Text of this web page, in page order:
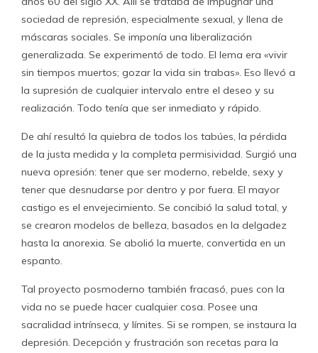
sociedad de represión, especialmente sexual, y llena de
máscaras sociales. Se imponía una liberalización
generalizada. Se experimentó de todo. El lema era «vivir
sin tiempos muertos; gozar la vida sin trabas». Eso llevó a
la supresión de cualquier intervalo entre el deseo y su
realización. Todo tenía que ser inmediato y rápido.
De ahí resultó la quiebra de todos los tabúes, la pérdida
de la justa medida y la completa permisividad. Surgió una
nueva opresión: tener que ser moderno, rebelde, sexy y
tener que desnudarse por dentro y por fuera. El mayor
castigo es el envejecimiento. Se concibió la salud total, y
se crearon modelos de belleza, basados en la delgadez
hasta la anorexia. Se abolió la muerte, convertida en un
espanto.
Tal proyecto posmoderno también fracasó, pues con la
vida no se puede hacer cualquier cosa. Posee una
sacralidad intrínseca, y límites. Si se rompen, se instaura la
depresión. Decepción y frustración son recetas para la